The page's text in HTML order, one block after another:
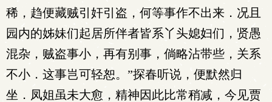
稀，趋便藏贼引奸引盗，何等事作不出来．况且
园内的姊妹们起居所伴者皆系丫头媳妇们，贤愚
混杂，贼盗事小，再有别事，倘略沾带些，关系
不小．这事岂可轻恕。”探春听说，便默然归
坐．凤姐虽未大愈，精神因此比常稍减，今见贾